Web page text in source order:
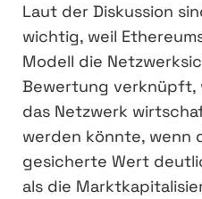
Laut der Diskussion
wichtig, weil
Modell die
Bewertung verknüpft,
das Netzwerk
werden könnte, wenn
gesicherte Wert
als die